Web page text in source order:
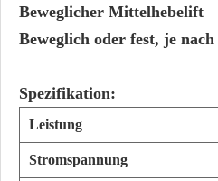
Beweglicher Mittelhebelift
Beweglich oder fest, je
Spezifikation:
Leistung
Stromspannung